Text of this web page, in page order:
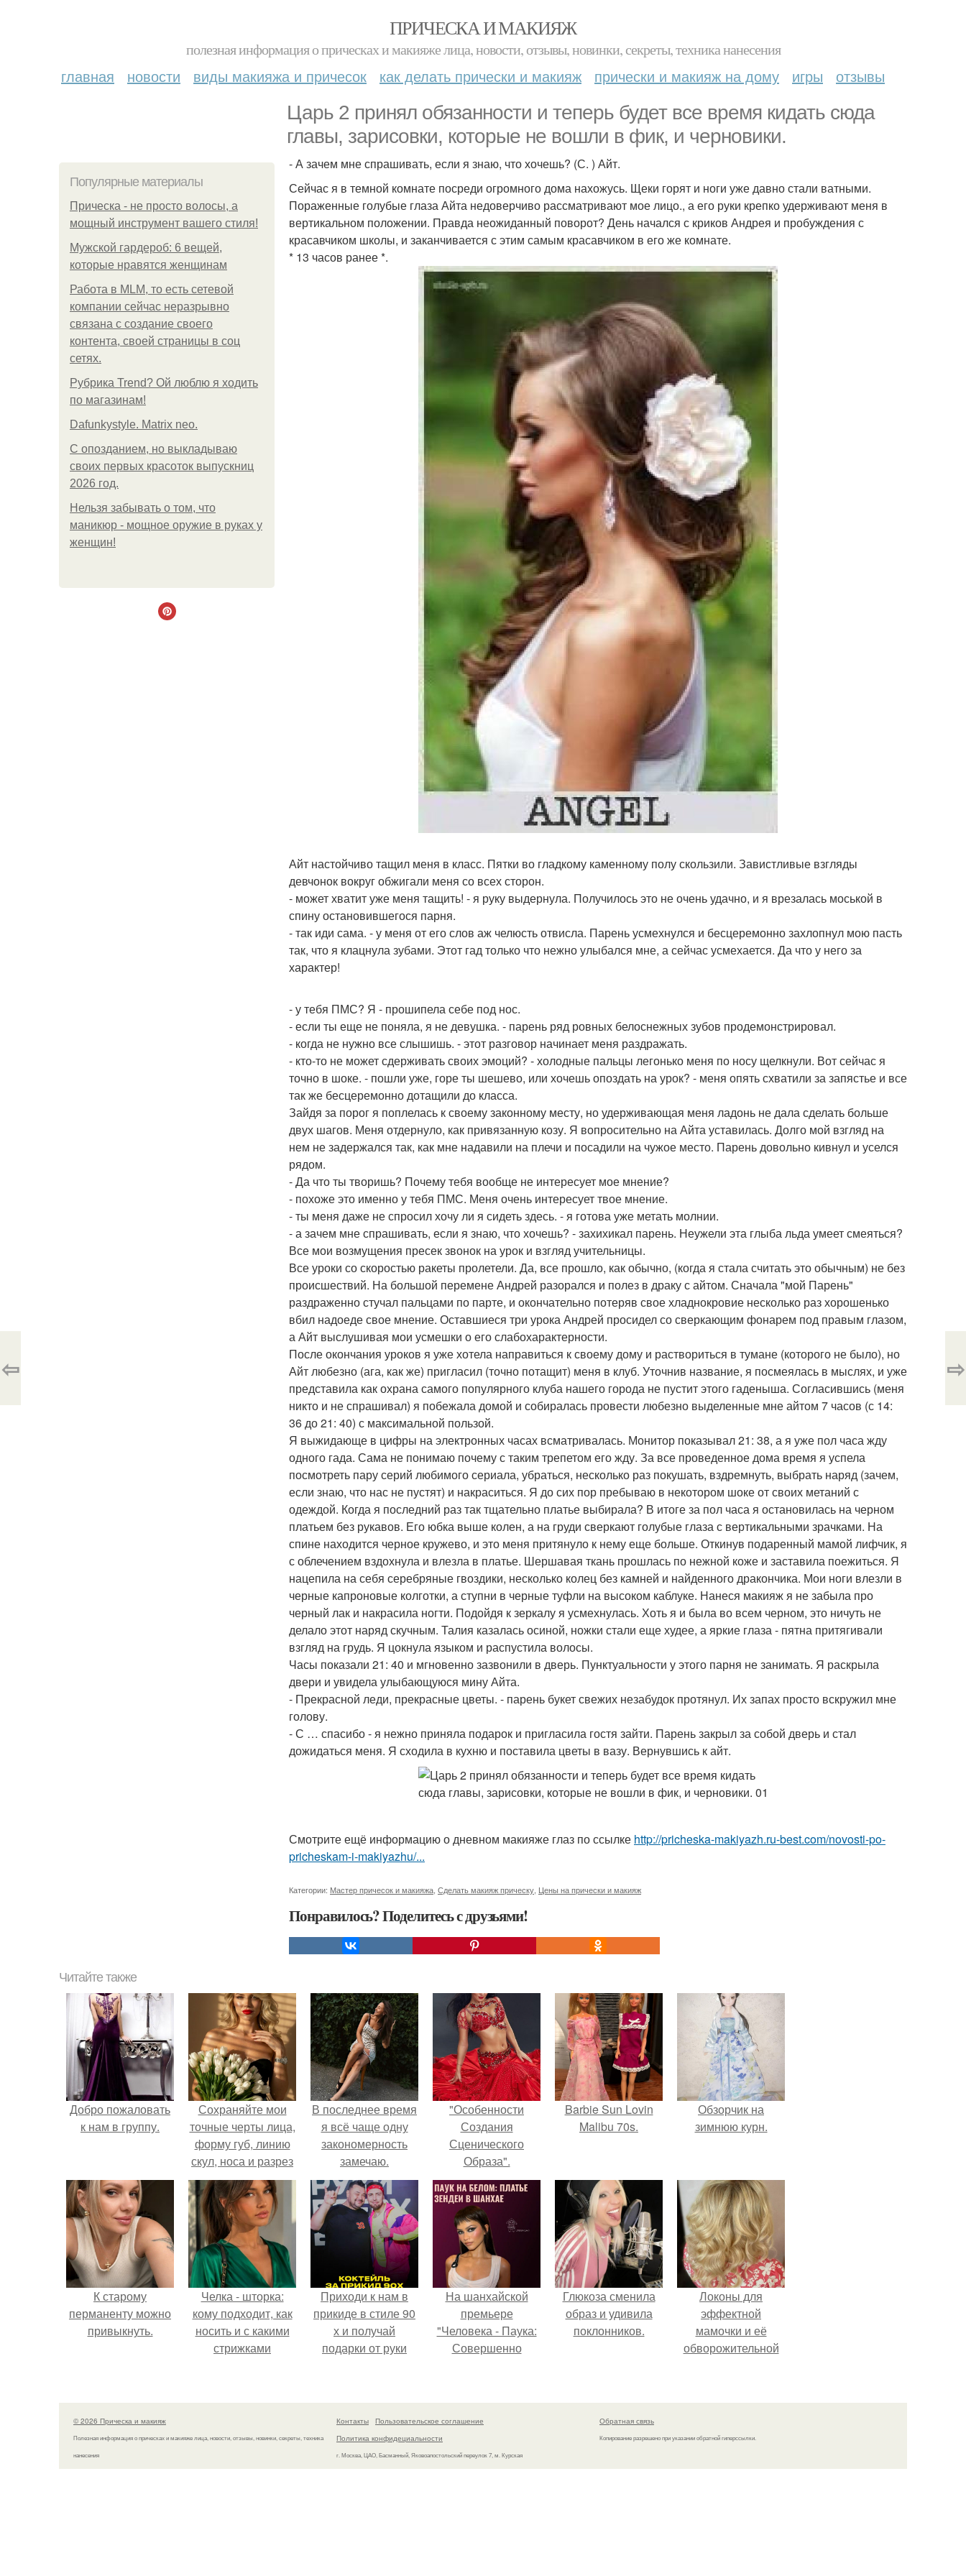
ПРИЧЕСКА И МАКИЯЖ
полезная информация о прическах и макияже лица, новости, отзывы, новинки, секреты, техника нанесения
главная новости виды макияжа и причесок как делать прически и макияж прически и макияж на дому игры отзывы
Царь 2 принял обязанности и теперь будет все время кидать сюда
главы, зарисовки, которые не вошли в фик, и черновики.
Популярные материалы
Прическа - не просто волосы, а
мощный инструмент вашего стиля!
Мужской гардероб: 6 вещей,
которые нравятся женщинам
Работа в MLM, то есть сетевой
компании сейчас неразрывно
связана с создание своего
контента, своей страницы в соц
сетях.
Рубрика Trend? Ой люблю я ходить
по магазинам!
Dafunkystyle. Matrix neo.
С опозданием, но выкладываю
своих первых красоток выпускниц
2026 год.
Нельзя забывать о том, что
маникюр - мощное оружие в руках у
женщин!
- А зачем мне спрашивать, если я знаю, что хочешь? (С. ) Айт.
Сейчас я в темной комнате посреди огромного дома нахожусь. Щеки горят и ноги уже давно стали ватными.
Пораженные голубые глаза Айта недоверчиво рассматривают мое лицо., а его руки крепко удерживают меня в
вертикальном положении. Правда неожиданный поворот? День начался с криков Андрея и пробуждения с
красавчиком школы, и заканчивается с этим самым красавчиком в его же комнате.
* 13 часов ранее *.
Айт настойчиво тащил меня в класс. Пятки во гладкому каменному полу скользили. Завистливые взгляды
девчонок вокруг обжигали меня со всех сторон.
- может хватит уже меня тащить! - я руку выдернула. Получилось это не очень удачно, и я врезалась моськой в
спину остановившегося парня.
- так иди сама. - у меня от его слов аж челюсть отвисла. Парень усмехнулся и бесцеремонно захлопнул мою пасть
так, что я клацнула зубами. Этот гад только что нежно улыбался мне, а сейчас усмехается. Да что у него за
характер!
- у тебя ПМС? Я - прошипела себе под нос.
- если ты еще не поняла, я не девушка. - парень ряд ровных белоснежных зубов продемонстрировал.
- когда не нужно все слышишь. - этот разговор начинает меня раздражать.
- кто-то не может сдерживать своих эмоций? - холодные пальцы легонько меня по носу щелкнули. Вот сейчас я
точно в шоке. - пошли уже, горе ты шешево, или хочешь опоздать на урок? - меня опять схватили за запястье и все
так же бесцеремонно дотащили до класса.
Зайдя за порог я поплелась к своему законному месту, но удерживающая меня ладонь не дала сделать больше
двух шагов. Меня отдернуло, как привязанную козу. Я вопросительно на Айта уставилась. Долго мой взгляд на
нем не задержался так, как мне надавили на плечи и посадили на чужое место. Парень довольно кивнул и уселся
рядом.
- Да что ты творишь? Почему тебя вообще не интересует мое мнение?
- похоже это именно у тебя ПМС. Меня очень интересует твое мнение.
- ты меня даже не спросил хочу ли я сидеть здесь. - я готова уже метать молнии.
- а зачем мне спрашивать, если я знаю, что хочешь? - захихикал парень. Неужели эта глыба льда умеет смеяться?
Все мои возмущения пресек звонок на урок и взгляд учительницы.
Все уроки со скоростью ракеты пролетели. Да, все прошло, как обычно, (когда я стала считать это обычным) не без
происшествий. На большой перемене Андрей разорался и полез в драку с айтом. Сначала "мой Парень"
раздраженно стучал пальцами по парте, и окончательно потеряв свое хладнокровие несколько раз хорошенько
вбил надоеде свое мнение. Оставшиеся три урока Андрей просидел со сверкающим фонарем под правым глазом,
а Айт выслушивая мои усмешки о его слабохарактерности.
После окончания уроков я уже хотела направиться к своему дому и раствориться в тумане (которого не было), но
Айт любезно (ага, как же) пригласил (точно потащит) меня в клуб. Уточнив название, я посмеялась в мыслях, и уже
представила как охрана самого популярного клуба нашего города не пустит этого гаденыша. Согласившись (меня
никто и не спрашивал) я побежала домой и собиралась провести любезно выделенные мне айтом 7 часов (с 14:
36 до 21: 40) с максимальной пользой.
Я выжидающе в цифры на электронных часах всматривалась. Монитор показывал 21: 38, а я уже пол часа жду
одного гада. Сама не понимаю почему с таким трепетом его жду. За все проведенное дома время я успела
посмотреть пару серий любимого сериала, убраться, несколько раз покушать, вздремнуть, выбрать наряд (зачем,
если знаю, что нас не пустят) и накраситься. Я до сих пор пребываю в некотором шоке от своих метаний с
одеждой. Когда я последний раз так тщательно платье выбирала? В итоге за пол часа я остановилась на черном
платьем без рукавов. Его юбка выше колен, а на груди сверкают голубые глаза с вертикальными зрачками. На
спине находится черное кружево, и это меня притянуло к нему еще больше. Откинув подаренный мамой лифчик, я
с облечением вздохнула и влезла в платье. Шершавая ткань прошлась по нежной коже и заставила поежиться. Я
нацепила на себя серебряные гвоздики, несколько колец без камней и найденного дракончика. Мои ноги влезли в
черные капроновые колготки, а ступни в черные туфли на высоком каблуке. Нанеся макияж я не забыла про
черный лак и накрасила ногти. Подойдя к зеркалу я усмехнулась. Хоть я и была во всем черном, это ничуть не
делало этот наряд скучным. Талия казалась осиной, ножки стали еще худее, а яркие глаза - пятна притягивали
взгляд на грудь. Я цокнула языком и распустила волосы.
Часы показали 21: 40 и мгновенно зазвонили в дверь. Пунктуальности у этого парня не занимать. Я раскрыла
двери и увидела улыбающуюся мину Айта.
- Прекрасной леди, прекрасные цветы. - парень букет свежих незабудок протянул. Их запах просто вскружил мне
голову.
- С … спасибо - я нежно приняла подарок и пригласила гостя зайти. Парень закрыл за собой дверь и стал
дожидаться меня. Я сходила в кухню и поставила цветы в вазу. Вернувшись к айт.
Смотрите ещё информацию о дневном макияже глаз по ссылке http://pricheska-makiyazh.ru-best.com/novosti-po-
pricheskam-i-makiyazhu/...
Категории: Мастер причесок и макияжа Сделать макияж прическу Цены на прически и макияж
Понравилось? Поделитесь с друзьями!
⇦ ⇨
Читайте также
Добро пожаловать
к нам в группу.
Сохраняйте мои
точные черты лица,
форму губ, линию
скул, носа и разрез
глаз.
В последнее время
я всё чаще одну
закономерность
замечаю.
"Особенности
Создания
Сценического
Образа".
Barbie Sun Lovin
Malibu 70s.
Обзорчик на
зимнюю курн.
К старому
перманенту можно
привыкнуть.
Челка - шторка:
кому подходит, как
носить и с какими
стрижками
Приходи к нам в
прикиде в стиле 90
х и получай
подарки от руки
На шанхайской
премьере
"Человека - Паука:
Совершенно
просто очередной
наряд, а настоящий
артефакт высокой
моды.
Глюкоза сменила
образ и удивила
поклонников.
Локоны для
эффектной
мамочки и её
обворожительной
© 2026 Прическа и макияж
Полезная информация о прическах и макияже лица, новости, отзывы, новинки, секреты, техника
нанесения
Контакты
Пользовательское соглашение
Политика конфидециальности
г. Москва, ЦАО, Басманный, Яковоапостольский переулок 7, м. Курская
Обратная связь
Копирование разрешено при указании обратной гиперссылки.